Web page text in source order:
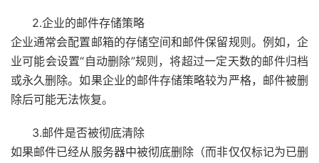
2.企业的邮件存储策略
企业通常会配置邮箱的存储空间和邮件保留规则。例如，企
业可能会设置“自动删除”规则，将超过一定天数的邮件归档
或永久删除。如果企业的邮件存储策略较为严格，邮件被删
除后可能无法恢复。
3.邮件是否被彻底清除
如果邮件已经从服务器中被彻底删除（而非仅仅标记为已删